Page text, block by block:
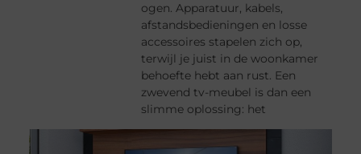
ogen. Apparatuur, kabels,
afstandsbedieningen en losse
accessoires stapelen zich op,
terwijl je juist in de woonkamer
behoefte hebt aan rust. Een
zwevend tv-meubel is dan een
slimme oplossing: het